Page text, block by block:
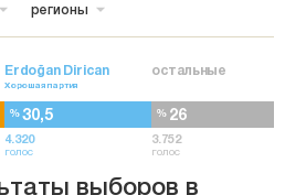
регионы
Erdoğan Dirican
Хорошая партия
%30,5
4.320
голос
остальные
% 26
3.752
голос
выборов в